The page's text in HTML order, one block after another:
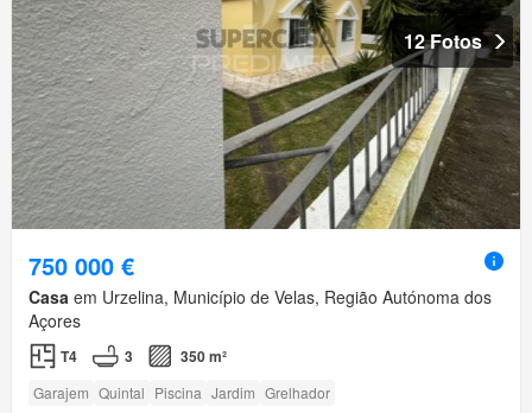
12 Fotos
750 000 €
Casa em Urzelina, Município de Velas, Região Autónoma dos
Açores
T4 3 350 m²
Garajem Quintal Piscina Jardim Grelhador